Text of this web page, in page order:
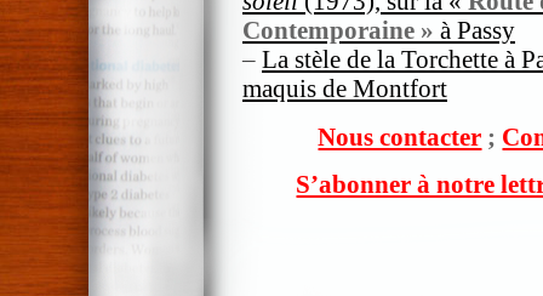
Contemporaine » à Passy
– La stèle de la Torchette à
maquis de Montfort
Nous contacter ;
S’abonner à notre